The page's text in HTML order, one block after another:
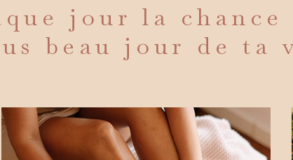
page
du
produit
jour la
beau jour de ta